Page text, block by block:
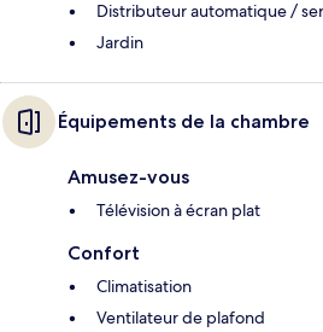
Distributeur automatique /
Jardin
Équipements de la chambre
Amusez-vous
Télévision à écran plat
Confort
Climatisation
Ventilateur de plafond